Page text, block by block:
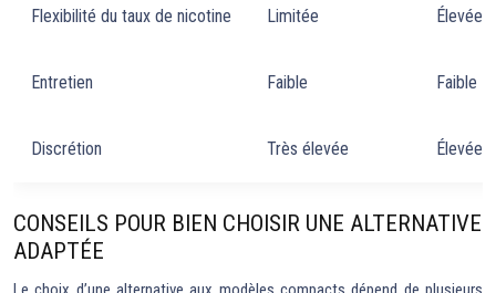
Flexibilité du taux de nicotine Limitée Élevée
Entretien Faible Faible
Discrétion Très élevée Élevée
CONSEILS POUR BIEN CHOISIR UNE ALTERNATIVE
ADAPTÉE